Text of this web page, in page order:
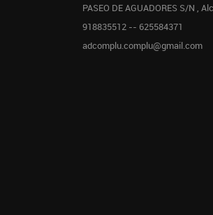
PASEO DE AGUADORES S/N ,
918835512 -- 625584371
adcomplu.complu@gmail.com